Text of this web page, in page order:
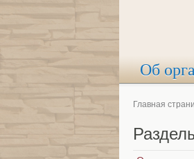
Об
Главная